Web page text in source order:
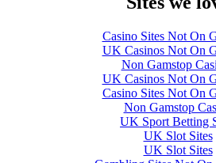
Casino Sites Not On
UK Casinos Not On
Non Gamstop
UK Casinos Not On
Casino Sites Not On
Non Gamstop
UK Sport Betting
UK Slot Sites
UK Slot Sites